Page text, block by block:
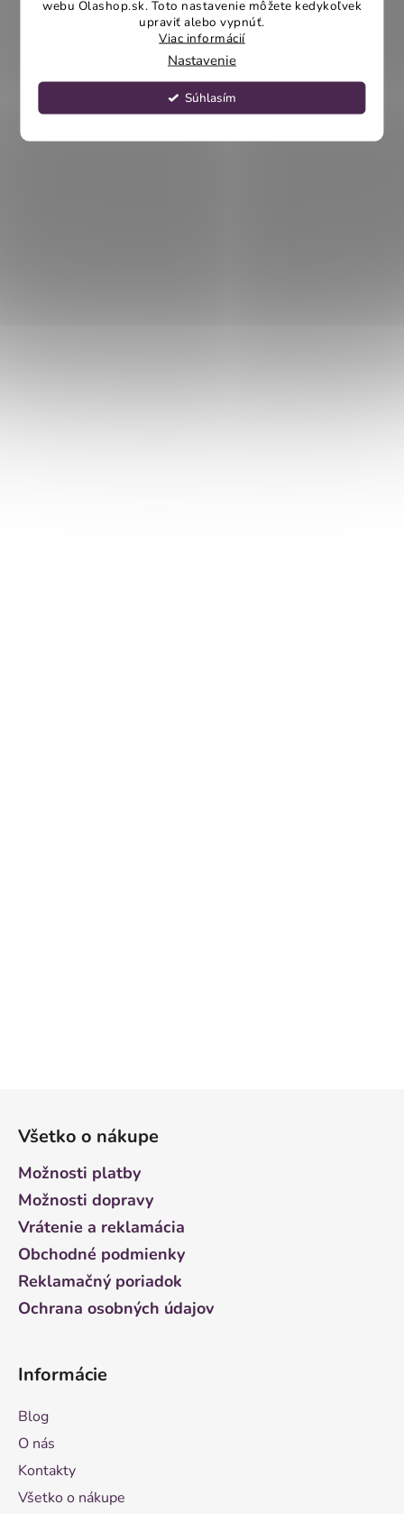
webu Olashop.sk. Toto nastavenie môžete kedykoľvek
upraviť alebo vypnúť.
Viac informácií
Nastavenie
Súhlasím
Všetko o nákupe
Možnosti platby
Možnosti dopravy
Vrátenie a reklamácia
Obchodné podmienky
Reklamačný poriadok
Ochrana osobných údajov
Informácie
Blog
O nás
Kontakty
Všetko o nákupe